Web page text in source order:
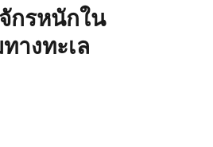
กรหนักใน
างทะเล